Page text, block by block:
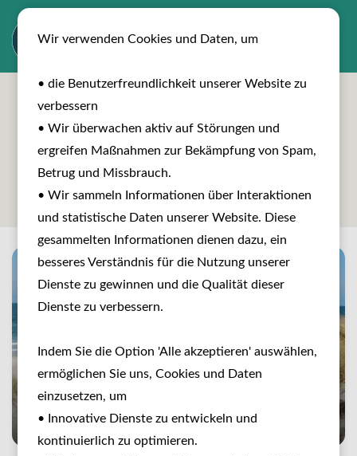
Gut Langendorf
Wir verwenden Cookies und Daten, um
• die Benutzerfreundlichkeit unserer Website zu
verbessern
• Wir überwachen aktiv auf Störungen und
ergreifen Maßnahmen zur Bekämpfung von Spam,
Betrug und Missbrauch.
• Wir sammeln Informationen über Interaktionen
und statistische Daten unserer Website. Diese
gesammelten Informationen dienen dazu, ein
besseres Verständnis für die Nutzung unserer
Dienste zu gewinnen und die Qualität dieser
Dienste zu verbessern.
Indem Sie die Option 'Alle akzeptieren' auswählen,
ermöglichen Sie uns, Cookies und Daten
einzusetzen, um
• Innovative Dienste zu entwickeln und
kontinuierlich zu optimieren.